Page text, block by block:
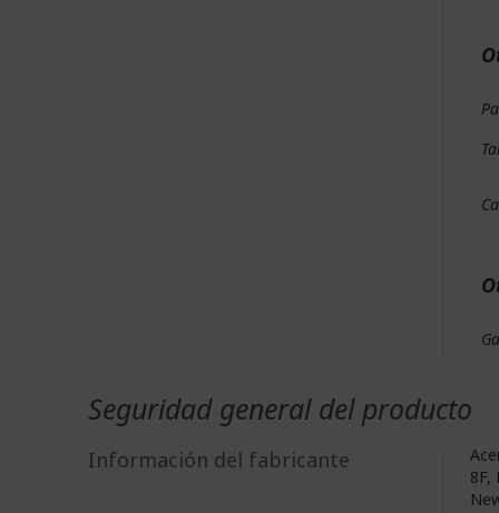
Seguridad general del producto
Información del fabricante
8F,